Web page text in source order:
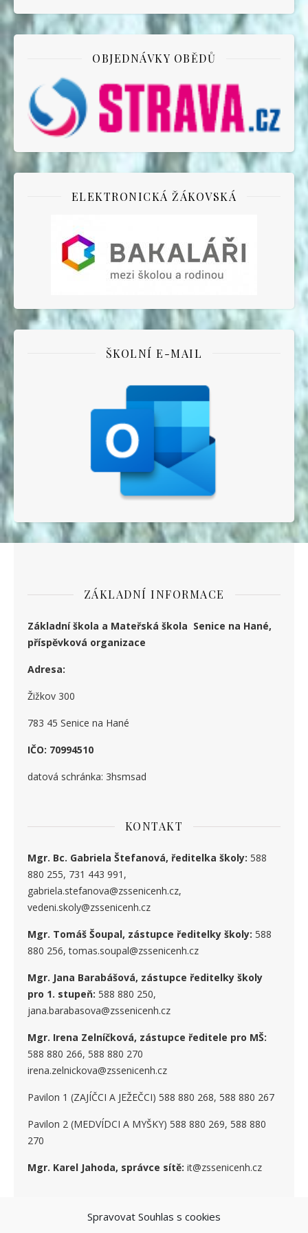
Spravovat Souhlas s cookies
OBJEDNÁVKY OBĚDŮ
ELEKTRONICKÁ ŽÁKOVSKÁ
ŠKOLNÍ E-MAIL
ZÁKLADNÍ INFORMACE
Základní škola a Mateřská škola Senice na Hané,
příspěvková organizace
Adresa:
Žižkov 300
783 45 Senice na Hané
IČO: 70994510
datová schránka: 3hsmsad
KONTAKT
Mgr. Bc. Gabriela Štefanová, ředitelka školy: 588
880 255, 731 443 991,
gabriela.stefanova@zssenicenh.cz,
vedeni.skoly@zssenicenh.cz
Mgr. Tomáš Šoupal, zástupce ředitelky školy: 588
880 256, tomas.soupal@zssenicenh.cz
Mgr. Jana Barabášová, zástupce ředitelky školy
pro 1. stupeň: 588 880 250,
jana.barabasova@zssenicenh.cz
Mgr. Irena Zelníčková, zástupce ředitele pro MŠ:
588 880 266, 588 880 270
irena.zelnickova@zssenicenh.cz
Pavilon 1 (ZAJÍČCI A JEŽEČCI) 588 880 268, 588 880 267
Pavilon 2 (MEDVÍDCI A MYŠKY) 588 880 269, 588 880
270
Mgr. Karel Jahoda, správce sítě: it@zssenicenh.cz
SOCIÁLNÍ SÍTĚ